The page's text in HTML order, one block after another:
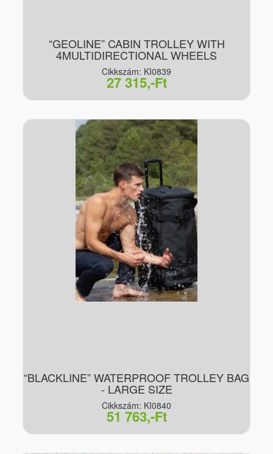
“GEOLINE” CABIN TROLLEY WITH
4MULTIDIRECTIONAL WHEELS
Cikkszám: KI0839
27 315,-Ft
“BLACKLINE” WATERPROOF TROLLEY BAG
- LARGE SIZE
Cikkszám: KI0840
51 763,-Ft